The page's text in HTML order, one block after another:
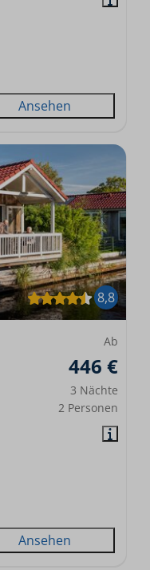
Ansehen
8,8
Ab
446 €
3 Nächte
2 Personen
Ansehen